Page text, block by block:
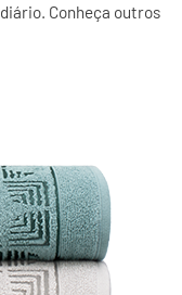
Conheça outros